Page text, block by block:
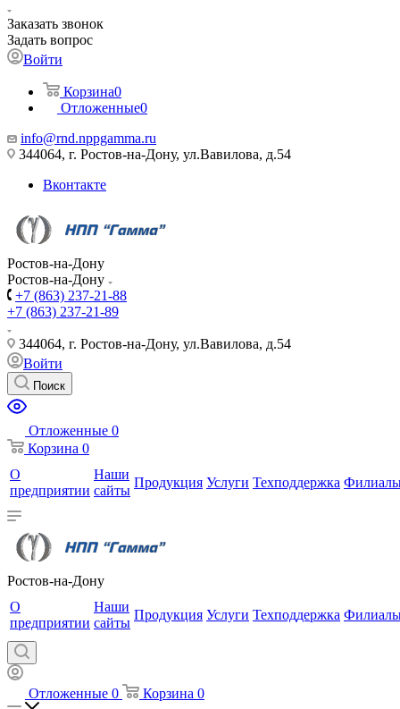
Заказать звонок
Задать вопрос
Войти
Корзина0
Отложенные0
info@rnd.nppgamma.ru
344064, г. Ростов-на-Дону, ул.Вавилова, д.54
Вконтакте
Ростов-на-Дону
Ростов-на-Дону
+7 (863) 237-21-88
+7 (863) 237-21-89
344064, г. Ростов-на-Дону, ул.Вавилова, д.54
Войти
Поиск
Отложенные 0
Корзина 0
О
предприятии
Наши
сайты
Продукция Услуги Техподдержка
Ростов-на-Дону
О
предприятии
Наши
сайты
Продукция Услуги Техподдержка
Отложенные 0 Корзина 0